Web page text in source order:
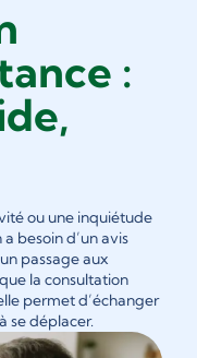
:
ou une inquiétude
besoin d’un avis
passage aux
la consultation
permet d’échanger
se déplacer.